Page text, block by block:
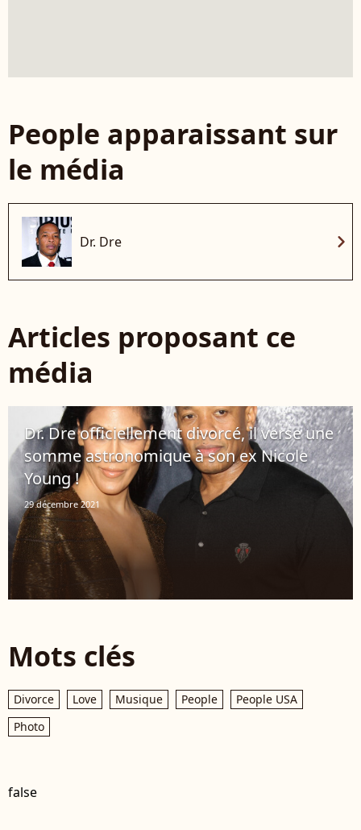
People apparaissant sur
le média
Dr. Dre chevron_right
Articles proposant ce
média
Dr. Dre officiellement divorcé, il verse une
somme astronomique à son ex Nicole
Young !
29 décembre 2021
Mots clés
Divorce Love Musique People
People USA
Photo
false